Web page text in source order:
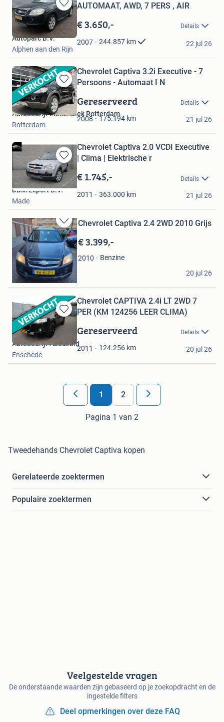
Bewaren
in
Mijn
Favorieten
AUTOMAAT, AWD, 7 PERS , AIR
€ 3.650,- Details
2007 244.857 km
Autoparc B.V.
Alphen aan den Rijn
22 jul 26
Bewaren
in
Mijn
Favorieten
Chevrolet Captiva 3.2i Executive - 7
Persoons - Automaat I N
Gereserveerd Details
2008 175.194 km
Autobedrijf Liekendiek Rotterdam
Rotterdam
21 jul 26
Bewaren
in
Mijn
Favorieten
Chevrolet Captiva 2.0 VCDI Executive
| Clima | Elektrische r
€ 1.745,- Details
2011 363.000 km
DDM Export B.V.
Made
21 jul 26
Bewaren
in
Mijn
Favorieten
Chevrolet Captiva 2.4 2WD 2010 Grijs
€ 3.399,-
2010
Benzine
mar
Amstelveen
20 jul 26
Bewaren
in
Mijn
Favorieten
Chevrolet CAPTIVA 2.4i LT 2WD 7
PER (KM 124256 LEER CLIMA)
Gereserveerd Details
2011 124.256 km
Autobedrijf Abouzeid
Enschede
20 jul 26
1 2
Pagina 1 van 2
Tweedehands Chevrolet Captiva kopen
Gerelateerde zoektermen
Populaire zoektermen
Veelgestelde vragen
De onderstaande waarden zijn gebaseerd op je zoekopdracht en de
ingestelde filters
Deel opmerkingen over deze FAQ